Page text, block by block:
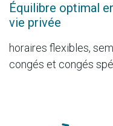
Équilibre optimal
vie privée
horaires flexibles,
congés et congés